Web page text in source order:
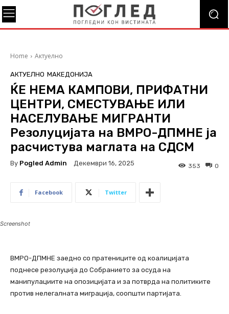
Home Актуелно
АКТУЕЛНО МАКЕДОНИЈА
ЌЕ НЕМА КАМПОВИ, ПРИФАТНИ
ЦЕНТРИ, СМЕСТУВАЊЕ ИЛИ
НАСЕЛУВАЊЕ МИГРАНТИ
Резолуцијата на ВМРО-ДПМНЕ ја
расчистува маглата на СДСМ
By Pogled Admin Декември 16, 2025 0
353
Facebook Twitter
Screenshot
ВМРО-ДПМНЕ заедно со пратениците од коалицијата
поднесе резолуција до Собранието за осуда на
манипулациите на опозицијата и за потврда на политиките
против нелегалната миграција, соопшти партијата.